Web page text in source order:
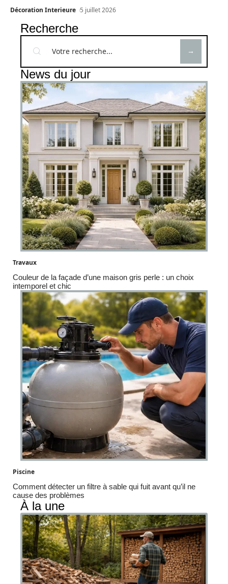
Décoration Interieure 5 juillet 2026
Recherche
News du jour
Travaux
Couleur de la façade d’une maison gris perle : un choix
intemporel et chic
Piscine
Comment détecter un filtre à sable qui fuit avant qu’il ne
cause des problèmes
À la une